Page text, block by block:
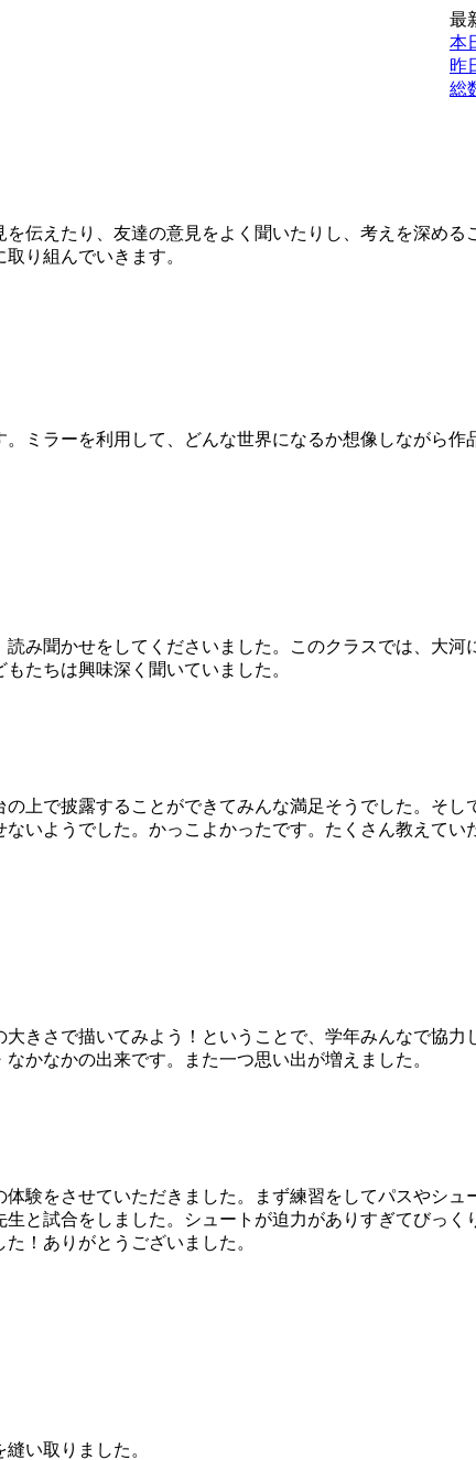
最
本
昨
総
伝えたり、友達の意見をよく聞いたりし、考えを深める
り組んでいきます。
ミラーを利用して、どんな世界になるか想像しながら作
み聞かせをしてくださいました。このクラスでは、大河
たちは興味深く聞いていました。
上で披露することができてみんな満足そうでした。そし
いようでした。かっこよかったです。たくさん教えてい
きさで描いてみよう！ということで、学年みんなで協力
かなかの出来です。また一つ思い出が増えました。
験をさせていただきました。まず練習をしてパスやシュ
と試合をしました。シュートが迫力がありすぎてびっく
！ありがとうございました。
い取りました。